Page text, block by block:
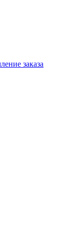
заказа